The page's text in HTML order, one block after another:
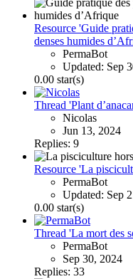
Resource 'Guide
denses humides
PermaBot
Updated: Sep
0.00 star(s)
Thread 'Plant
Nicolas
Jun 13, 2024
Replies: 9
Resource 'La
PermaBot
Updated: Sep
0.00 star(s)
Thread 'La mort des
PermaBot
Sep 30, 2024
Replies: 33